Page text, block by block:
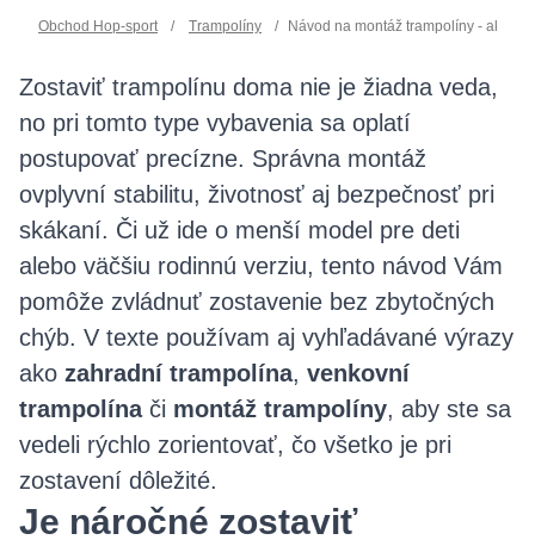
Obchod Hop-sport / Trampolíny / Návod na montáž trampolíny - ako
Zostaviť trampolínu doma nie je žiadna veda,
no pri tomto type vybavenia sa oplatí
postupovať precízne. Správna montáž
ovplyvní stabilitu, životnosť aj bezpečnosť pri
skákaní. Či už ide o menší model pre deti
alebo väčšiu rodinnú verziu, tento návod Vám
pomôže zvládnuť zostavenie bez zbytočných
chýb. V texte používam aj vyhľadávané výrazy
ako zahradní trampolína, venkovní
trampolínači montáž trampolíny, aby ste sa
vedeli rýchlo zorientovať, čo všetko je pri
zostavení dôležité.
Je náročné zostaviť